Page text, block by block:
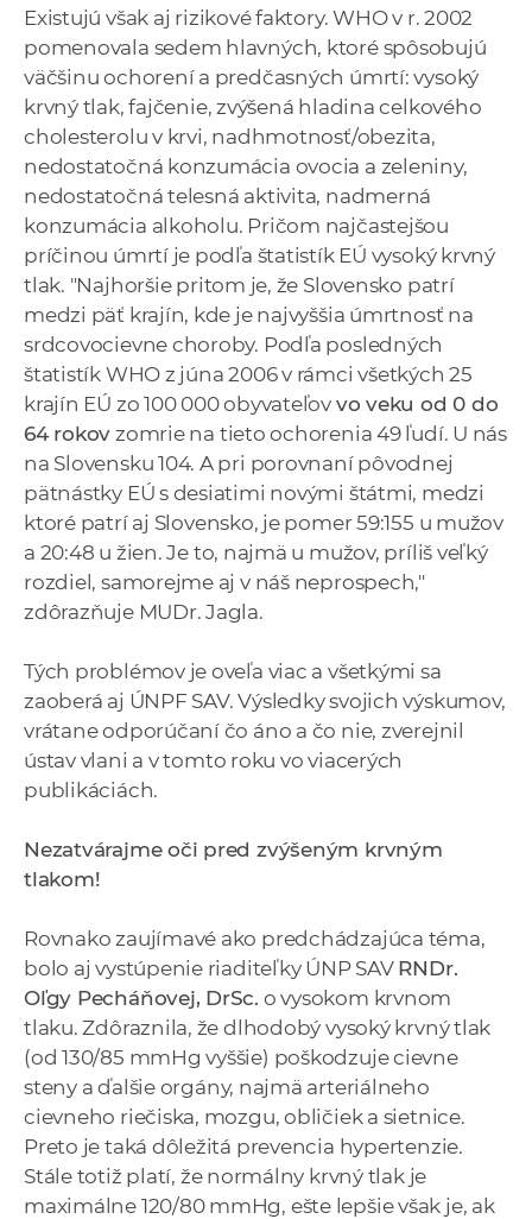
Existujú však aj rizikové faktory. WHO v r. 2002
pomenovala sedem hlavných, ktoré spôsobujú
väčšinu ochorení a predčasných úmrtí: vysoký
krvný tlak, fajčenie, zvýšená hladina celkového
cholesterolu v krvi, nadhmotnosť/obezita,
nedostatočná konzumácia ovocia a zeleniny,
nedostatočná telesná aktivita, nadmerná
konzumácia alkoholu. Pričom najčastejšou
príčinou úmrtí je podľa štatistík EÚ vysoký krvný
tlak. "Najhoršie pritom je, že Slovensko patrí
medzi päť krajín, kde je najvyššia úmrtnosť na
srdcovocievne choroby. Podľa posledných
štatistík WHO z júna 2006 v rámci všetkých 25
krajín EÚ zo 100 000 obyvateľov vo veku od 0 do
64 rokov zomrie na tieto ochorenia 49 ľudí. U nás
na Slovensku 104. A pri porovnaní pôvodnej
pätnástky EÚ s desiatimi novými štátmi, medzi
ktoré patrí aj Slovensko, je pomer 59:155 u mužov
a 20:48 u žien. Je to, najmä u mužov, príliš veľký
rozdiel, samorejme aj v náš neprospech,"
zdôrazňuje MUDr. Jagla.
Tých problémov je oveľa viac a všetkými sa
zaoberá aj ÚNPF SAV. Výsledky svojich výskumov,
vrátane odporúčaní čo áno a čo nie, zverejnil
ústav vlani a v tomto roku vo viacerých
publikáciách.
Nezatvárajme oči pred zvýšeným krvným
tlakom!
Rovnako zaujímavé ako predchádzajúca téma,
bolo aj vystúpenie riaditeľky ÚNP SAV RNDr.
Oľgy Pecháňovej, DrSc. o vysokom krvnom
tlaku. Zdôraznila, že dlhodobý vysoký krvný tlak
(od 130/85 mmHg vyššie) poškodzuje cievne
steny a ďalšie orgány, najmä arteriálneho
cievneho riečiska, mozgu, obličiek a sietnice.
Preto je taká dôležitá prevencia hypertenzie.
Stále totiž platí, že normálny krvný tlak je
maximálne 120/80 mmHg, ešte lepšie však je, ak